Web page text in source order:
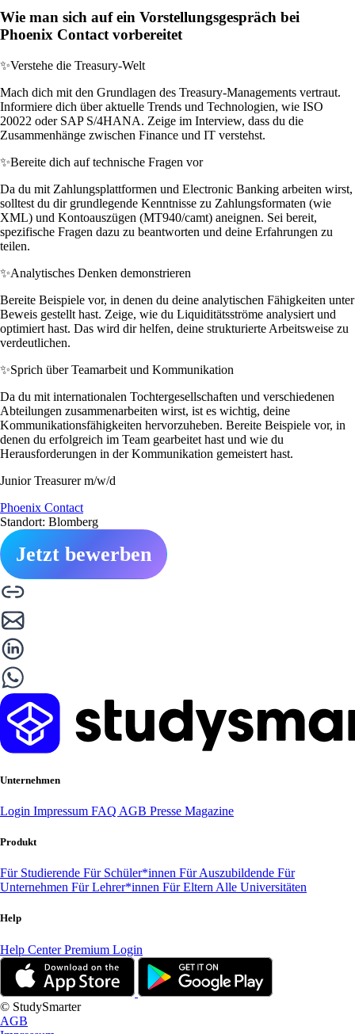
Wie man sich auf ein Vorstellungsgespräch bei
Phoenix Contact vorbereitet
✨Verstehe die Treasury-Welt
Mach dich mit den Grundlagen des Treasury-Managements vertraut.
Informiere dich über aktuelle Trends und Technologien, wie ISO
20022 oder SAP S/4HANA. Zeige im Interview, dass du die
Zusammenhänge zwischen Finance und IT verstehst.
✨Bereite dich auf technische Fragen vor
Da du mit Zahlungsplattformen und Electronic Banking arbeiten wirst,
solltest du dir grundlegende Kenntnisse zu Zahlungsformaten (wie
XML) und Kontoauszügen (MT940/camt) aneignen. Sei bereit,
spezifische Fragen dazu zu beantworten und deine Erfahrungen zu
teilen.
✨Analytisches Denken demonstrieren
Bereite Beispiele vor, in denen du deine analytischen Fähigkeiten unter
Beweis gestellt hast. Zeige, wie du Liquiditätsströme analysiert und
optimiert hast. Das wird dir helfen, deine strukturierte Arbeitsweise zu
verdeutlichen.
✨Sprich über Teamarbeit und Kommunikation
Da du mit internationalen Tochtergesellschaften und verschiedenen
Abteilungen zusammenarbeiten wirst, ist es wichtig, deine
Kommunikationsfähigkeiten hervorzuheben. Bereite Beispiele vor, in
denen du erfolgreich im Team gearbeitet hast und wie du
Herausforderungen in der Kommunikation gemeistert hast.
Junior Treasurer m/w/d
Phoenix Contact
Standort: Blomberg
Jetzt bewerben
Unternehmen
Login Impressum FAQ AGB Presse Magazine
Produkt
Für Studierende Für Schüler*innen Für Auszubildende Für
Unternehmen Für Lehrer*innen Für Eltern Alle Universitäten
Help
Help CenterPremium Login
© StudySmarter
AGB